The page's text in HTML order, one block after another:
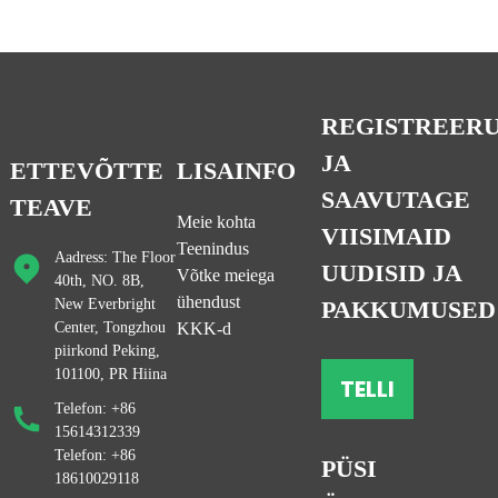
ETTEVÕTTE
TEAVE
Aadress: The Floor
40th, NO. 8B,
New Everbright
Center, Tongzhou
piirkond Peking,
101100, PR Hiina
Telefon: +86
15614312339
Telefon: +86
18610029118
LISAINFO
Meie kohta
Teenindus
Võtke meiega
ühendust
KKK-d
JA
SAAVUTAGE
VIISIMAID
UUDISID JA
PAKKUMUSED
TELLI
PÜSI